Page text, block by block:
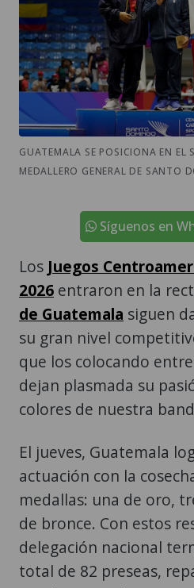
GUATEMALA SE POSICIONA EN EL
MEDALLERO GENERAL DE
Síguenos en
Los Juegos
2026 entraron en la
de Guatemala siguen
su gran nivel
que los colocando
dejan plasmada su
colores de nuestra
El jueves, Guatemala
actuación con la
medallas: una de oro,
de bronce. Con estos
delegación nacional
total de 82 preseas,